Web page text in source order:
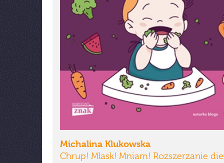
Michalina Klukowska
Chrup! Mlask! Mniam! Rozszerzanie